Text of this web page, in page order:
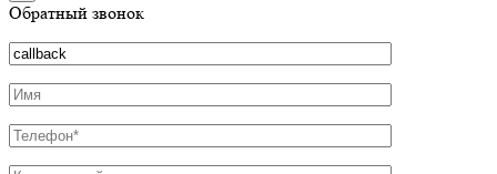
Обратный звонок